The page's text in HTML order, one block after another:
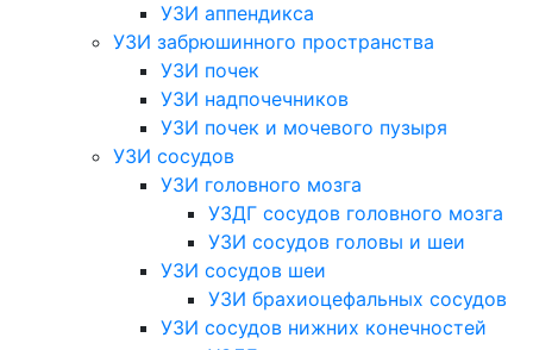
УЗИ аппендикса
УЗИ забрюшинного пространства
УЗИ почек
УЗИ надпочечников
УЗИ почек и мочевого пузыря
УЗИ сосудов
УЗИ головного мозга
УЗДГ сосудов головного мозга
УЗИ сосудов головы и шеи
УЗИ сосудов шеи
УЗИ брахиоцефальных сосудов
УЗИ сосудов нижних конечностей